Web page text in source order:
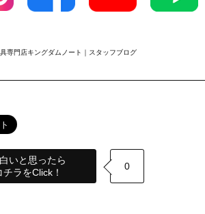
専門店キングダムノート｜スタッフブログ
いと思ったら
チラをClick！
0